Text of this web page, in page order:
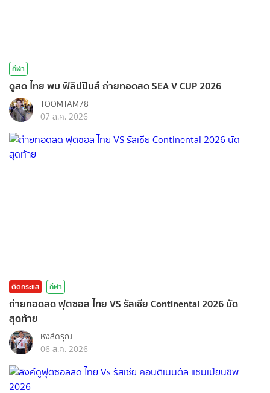
กีฬา
ดูสด ไทย พบ ฟิลิปปินส์ ถ่ายทอดสด SEA V CUP 2026
TOOMTAM78
07 ส.ค. 2026
ติดกระแส กีฬา
ถ่ายทอดสด ฟุตซอล ไทย VS รัสเซีย Continental 2026 นัด
สุดท้าย
หงส์ดรุณ
06 ส.ค. 2026